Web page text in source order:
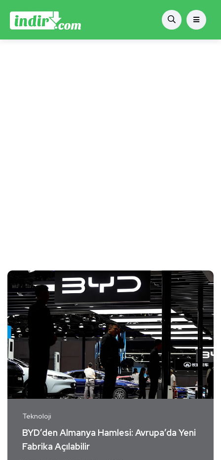
Teknoloji
BYD’den Almanya Hamlesi: Avrupa’da Yeni
Fabrika Açılabilir